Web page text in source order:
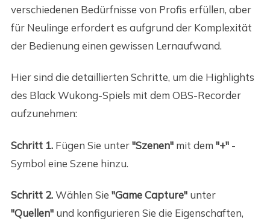
verschiedenen Bedürfnisse von Profis erfüllen, aber
für Neulinge erfordert es aufgrund der Komplexität
der Bedienung einen gewissen Lernaufwand.
Hier sind die detaillierten Schritte, um die Highlights
des Black Wukong-Spiels mit dem OBS-Recorder
aufzunehmen:
Schritt 1. Fügen Sie unter"Szenen"mit dem "+" -
Symbol eine Szene hinzu.
Schritt 2.Wählen Sie "Game Capture"unter
"Quellen" und konfigurieren Sie die Eigenschaften,